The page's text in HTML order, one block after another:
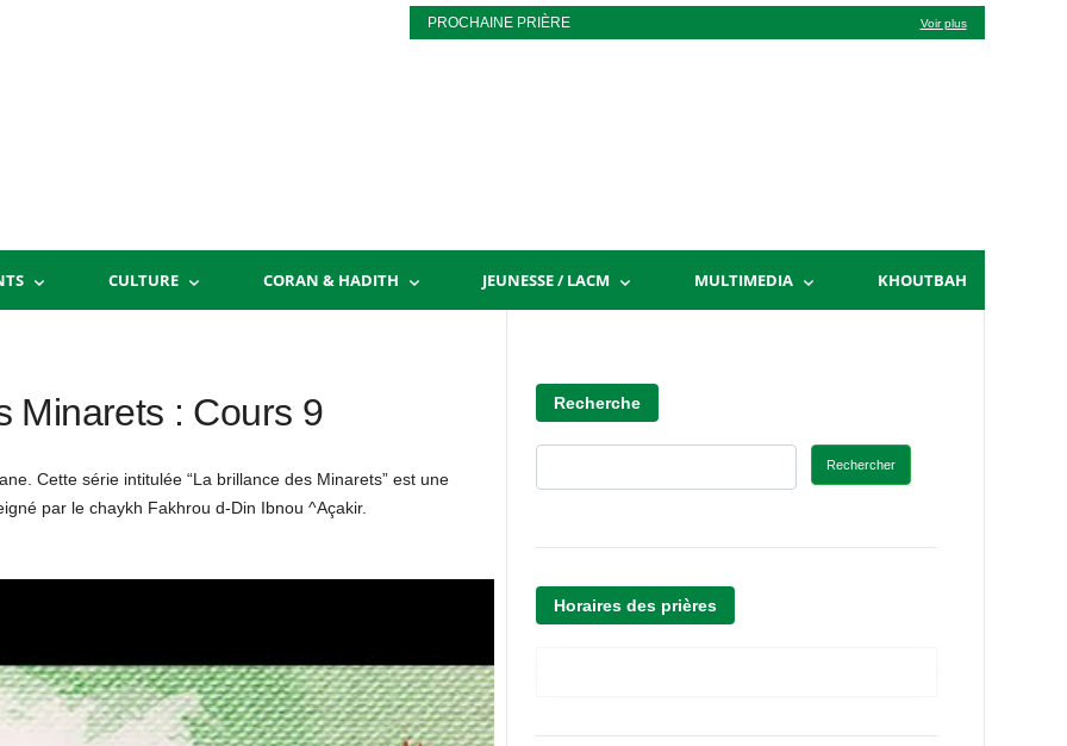
PROCHAINE PRIÈRE Voir plus
CULTURE CORAN & HADITH JEUNESSE / LACM MULTIMEDIA KHOUTBAH
Minarets : Cours 9
Cette série intitulée “La brillance des Minarets” est une
par le chaykh Fakhrou d-Din Ibnou ^Açakir.
Recherche
Rechercher
Horaires des prières